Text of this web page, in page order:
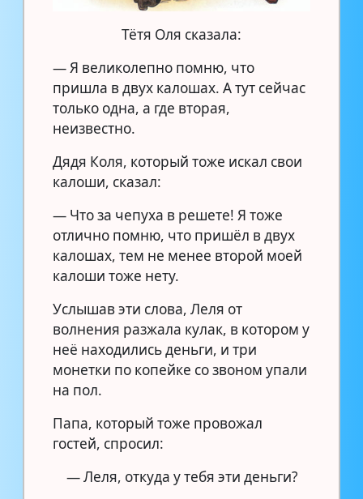
Тётя Оля сказала:
— Я великолепно помню, что
пришла в двух калошах. А тут сейчас
только одна, а где вторая,
неизвестно.
Дядя Коля, который тоже искал свои
калоши, сказал:
— Что за чепуха в решете! Я тоже
отлично помню, что пришёл в двух
калошах, тем не менее второй моей
калоши тоже нету.
Услышав эти слова, Леля от
волнения разжала кулак, в котором у
неё находились деньги, и три
монетки по копейке со звоном упали
на пол.
Папа, который тоже провожал
гостей, спросил:
— Леля, откуда у тебя эти деньги?